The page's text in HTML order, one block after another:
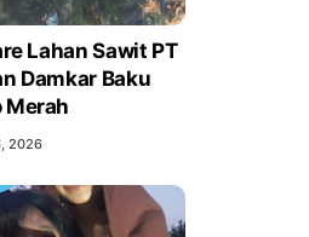
Lahan Sawit PT
Damkar Baku
Merah
2026